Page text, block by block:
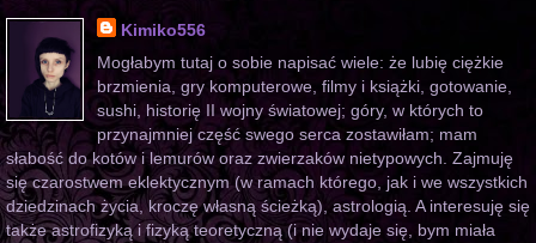
Kimiko556
Mogłabym tutaj o sobie napisać wiele: że lubię ciężkie
brzmienia, gry komputerowe, filmy i książki, gotowanie,
sushi, historię II wojny światowej; góry, w których to
przynajmniej część swego serca zostawiłam; mam
słabość do kotów i lemurów oraz zwierzaków nietypowych. Zajmuję
się czarostwem eklektycznym (w ramach którego, jak i we wszystkich
dziedzinach życia, kroczę własną ścieżką), astrologią. A interesuję się
także astrofizyką i fizyką teoretyczną (i nie wydaje się, bym miała